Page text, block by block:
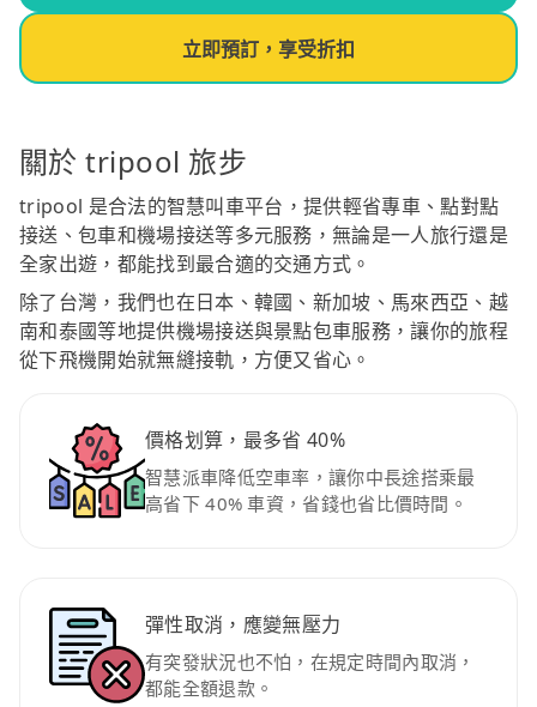
立即預訂，享受折扣
關於 tripool 旅步
tripool 是合法的智慧叫車平台，提供輕省專車、點對點
接送、包車和機場接送等多元服務，無論是一人旅行還是
全家出遊，都能找到最合適的交通方式。
除了台灣，我們也在日本、韓國、新加坡、馬來西亞、越
南和泰國等地提供機場接送與景點包車服務，讓你的旅程
從下飛機開始就無縫接軌，方便又省心。
價格划算，最多省 40%
智慧派車降低空車率，讓你中長途搭乘最
高省下 40% 車資，省錢也省比價時間。
彈性取消，應變無壓力
有突發狀況也不怕，在規定時間內取消，
都能全額退款。